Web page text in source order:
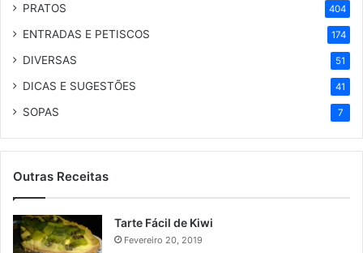
PRATOS 404
ENTRADAS E PETISCOS 174
DIVERSAS 51
DICAS E SUGESTÕES 41
SOPAS 7
Outras Receitas
Tarte Fácil de Kiwi
Fevereiro 20, 2019